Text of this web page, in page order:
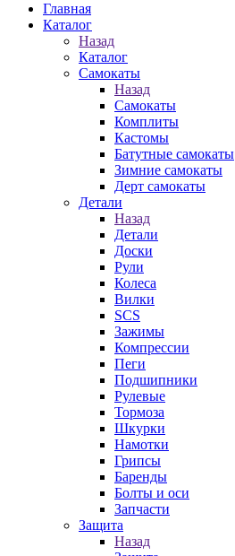
Главная
Каталог
Назад
Каталог
Самокаты
Назад
Самокаты
Комплиты
Кастомы
Батутные самокаты
Зимние самокаты
Дерт самокаты
Детали
Назад
Детали
Доски
Рули
Колеса
Вилки
SCS
Зажимы
Компрессии
Пеги
Подшипники
Рулевые
Тормоза
Шкурки
Намотки
Грипсы
Баренды
Болты и оси
Запчасти
Защита
Назад